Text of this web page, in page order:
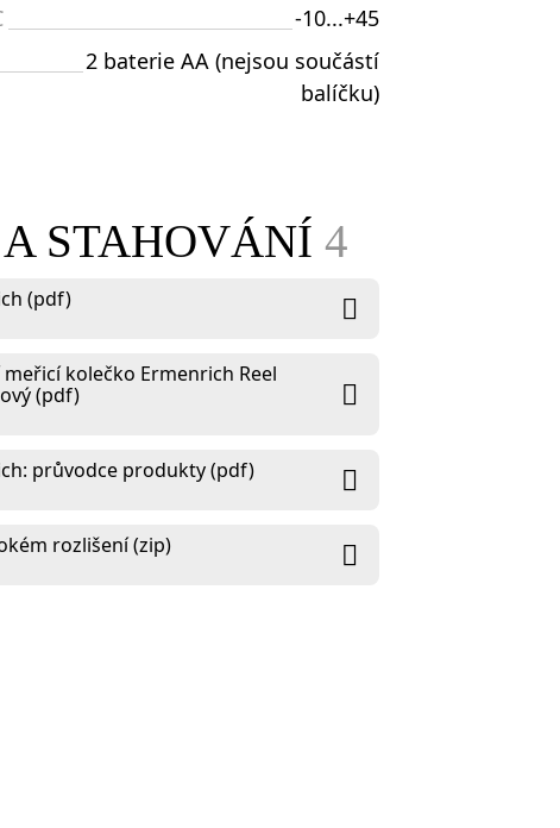
-10...+45
2 baterie AA (nejsou součástí
balíčku)
STAHOVÁNÍ 4
(pdf)
kolečko Ermenrich Reel
(pdf)
průvodce produkty (pdf)
rozlišení (zip)